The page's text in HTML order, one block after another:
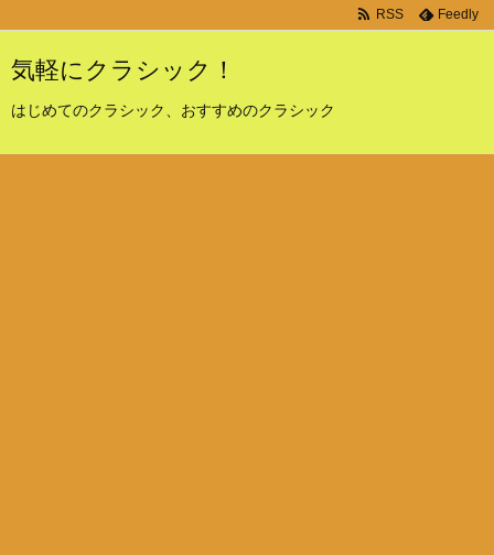
気軽にクラシック！
はじめてのクラシック、おすすめのクラシック
RSS Feedly